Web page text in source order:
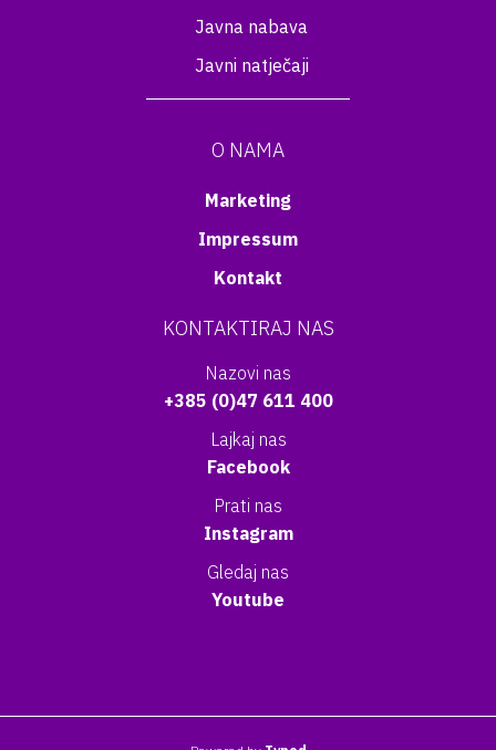
Javna nabava
Javni natječaji
O NAMA
Marketing
Impressum
Kontakt
KONTAKTIRAJ NAS
Nazovi nas
+385 (0)47 611 400
Lajkaj nas
Facebook
Prati nas
Instagram
Gledaj nas
Youtube